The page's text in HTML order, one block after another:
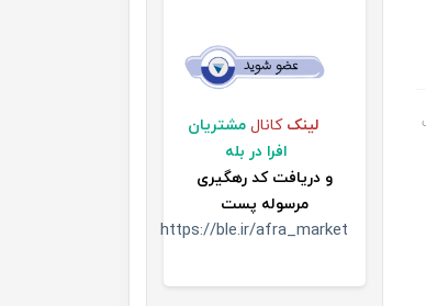
لینک کانال مشتریان
افرا در بله
و دریافت کد رهگیری
مرسوله پست
https://ble.ir/afra_market